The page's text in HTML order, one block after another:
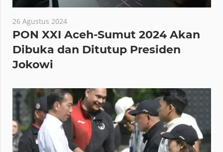
26 Agustus 2024
PON XXI Aceh-Sumut 2024 Akan
Dibuka dan Ditutup Presiden
Jokowi